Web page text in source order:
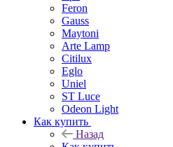
Feron
Gauss
Maytoni
Arte Lamp
Citilux
Eglo
Uniel
ST Luce
Odeon Light
Как купить
Назад